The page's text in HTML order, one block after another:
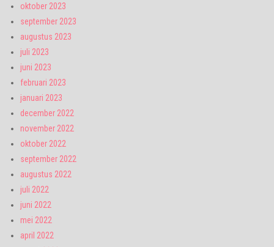
oktober 2023
september 2023
augustus 2023
juli 2023
juni 2023
februari 2023
januari 2023
december 2022
november 2022
oktober 2022
september 2022
augustus 2022
juli 2022
juni 2022
mei 2022
april 2022